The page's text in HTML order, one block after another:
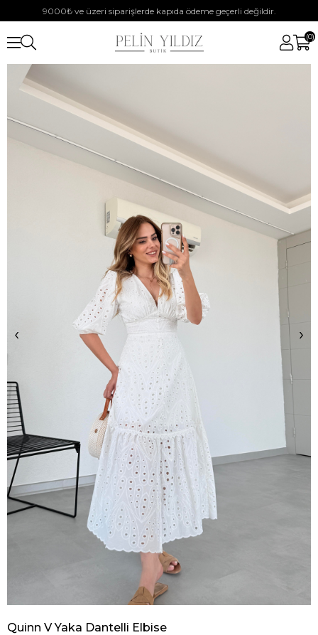
9000₺ ve üzeri siparişlerde kapıda ödeme geçerli değildir.
0
‹ ›
Quinn V Yaka Dantelli Elbise